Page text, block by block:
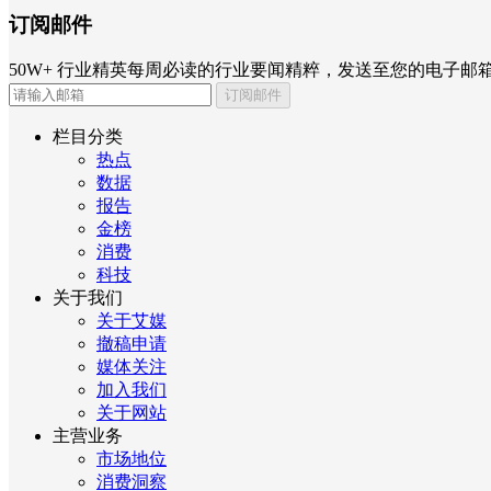
订阅邮件
50W+ 行业精英每周必读的行业要闻精粹，发送至您的电子邮
订阅邮件
栏目分类
热点
数据
报告
金榜
消费
科技
关于我们
关于艾媒
撤稿申请
媒体关注
加入我们
关于网站
主营业务
市场地位
消费洞察